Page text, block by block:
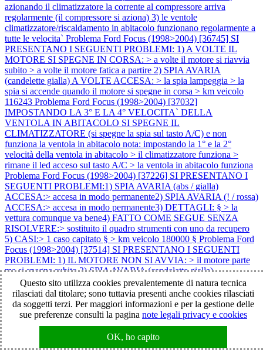
azionando il climatizzatore la corrente al compressore arriva
regolarmente (il compressore si aziona) 3) le ventole
climatizzatore/riscaldamento in abitacolo funzionano regolarmente a
tutte le velocita` Problema Ford Focus (1998>2004) [36745] SI
PRESENTANO I SEGUENTI PROBLEMI: 1) A VOLTE IL
MOTORE SI SPEGNE IN CORSA: > a volte il motore si riavvia
subito > a volte il motore fatica a partire 2) SPIA AVARIA
(candelette gialla) A VOLTE ACCESA: > la spia lampeggia > la
spia si accende quando il motore si spegne in corsa > km veicolo
116243 Problema Ford Focus (1998>2004) [37032]
IMPOSTANDO LA 3° E LA 4° VELOCITA` DELLA
VENTOLA IN ABITACOLO SI SPEGNE IL
CLIMATIZZATORE (si spegne la spia sul tasto A/C) e non
funziona la ventola in abitacolo nota: impostando la 1° e la 2°
velocità della ventola in abitacolo > il climatizzatore funziona >
rimane il led acceso sul tasto A/C > la ventola in abitacolo funziona
Problema Ford Focus (1998>2004) [37226] SI PRESENTANO I
SEGUENTI PROBLEMI:1) SPIA AVARIA (abs / gialla)
ACCESA:> accesa in modo permanente2) SPIA AVARIA (! / rossa)
ACCESA:> accesa in modo permanente3) DETTAGLI: § > la
vettura comunque va bene4) FATTO COME SEGUE SENZA
RISOLVERE:> sostituito il quadro strumenti con uno da recupero
5) CASI:> 1 caso capitato § > km veicolo 180000 § Problema Ford
Focus (1998>2004) [37514] SI PRESENTANO I SEGUENTI
PROBLEMI: 1) IL MOTORE NON SI AVVIA: > il motore parte
ma si spegne subito 2) SPIA AVARIA (candelette gialla)
LAMPEGGIANTE 3) DETTAGLI: > inizialmente mancava di
potenza 4) ATTENZIONE: > il problema è sorto dopo che il veicolo
è rimasto fermo con la batteria scollegata per circa 20 giorni note: 1)
km veicolo 149000Problema Ford Focus (1998>2004) [38002]
PORTE:> tramite telecomandoDETTAGLI:> acquistato un
telecomando nuovo > il telecomando nuovo non si riesce a
Questo sito utilizza cookies prevalentemente di natura tecnica
rilasciati dal titolare; sono tuttavia presenti anche cookies rilasciati
da soggetti terzi. Per maggiori informazioni e per la gestione delle
sue preferenze consulti la pagina note legali privacy e cookies
OK, ho capito